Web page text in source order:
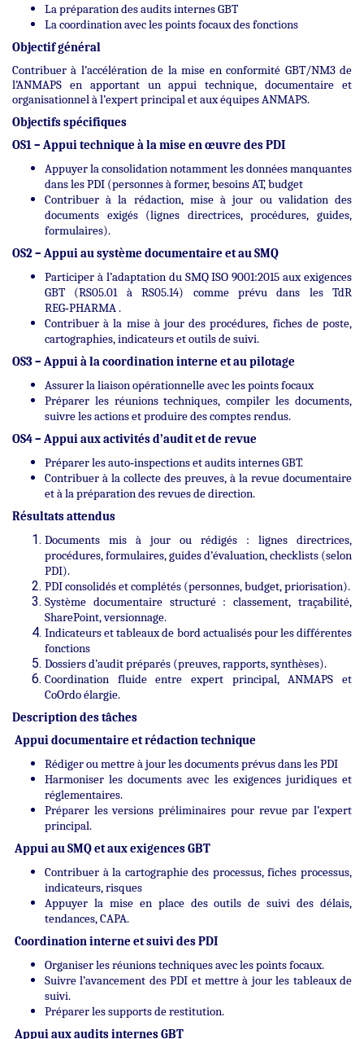
La préparation des audits internes GBT
La coordination avec les points focaux des fonctions
Objectif général
Contribuer à l’accélération de la mise en conformité GBT/NM3 de
l’ANMAPS en apportant un appui technique, documentaire et
organisationnel à l’expert principal et aux équipes ANMAPS.
Objectifs spécifiques
OS1 – Appui technique à la mise en œuvre des PDI
Appuyer la consolidation notamment les données manquantes
dans les PDI (personnes à former, besoins AT, budget
Contribuer à la rédaction, mise à jour ou validation des
documents exigés (lignes directrices, procédures, guides,
formulaires).
OS2 – Appui au système documentaire et au SMQ
Participer à l’adaptation du SMQ ISO 9001:2015 aux exigences
GBT (RS05.01 à RS05.14) comme prévu dans les TdR
REG‑PHARMA .
Contribuer à la mise à jour des procédures, fiches de poste,
cartographies, indicateurs et outils de suivi.
OS3 – Appui à la coordination interne et au pilotage
Assurer la liaison opérationnelle avec les points focaux
Préparer les réunions techniques, compiler les documents,
suivre les actions et produire des comptes rendus.
OS4 – Appui aux activités d’audit et de revue
Préparer les auto‑inspections et audits internes GBT.
Contribuer à la collecte des preuves, à la revue documentaire
et à la préparation des revues de direction.
Résultats attendus
Documents mis à jour ou rédigés : lignes directrices,
procédures, formulaires, guides d’évaluation, checklists (selon
PDI).
PDI consolidés et complétés (personnes, budget, priorisation).
Système documentaire structuré : classement, traçabilité,
SharePoint, versionnage.
Indicateurs et tableaux de bord actualisés pour les différentes
fonctions
Dossiers d’audit préparés (preuves, rapports, synthèses).
Coordination fluide entre expert principal, ANMAPS et
CoOrdo élargie.
Description des tâches
Appui documentaire et rédaction technique
Rédiger ou mettre à jour les documents prévus dans les PDI
Harmoniser les documents avec les exigences juridiques et
réglementaires.
Préparer les versions préliminaires pour revue par l’expert
principal.
Appui au SMQ et aux exigences GBT
Contribuer à la cartographie des processus, fiches processus,
indicateurs, risques
Appuyer la mise en place des outils de suivi des délais,
tendances, CAPA.
Coordination interne et suivi des PDI
Organiser les réunions techniques avec les points focaux.
Suivre l’avancement des PDI et mettre à jour les tableaux de
suivi.
Préparer les supports de restitution.
Appui aux audits internes GBT